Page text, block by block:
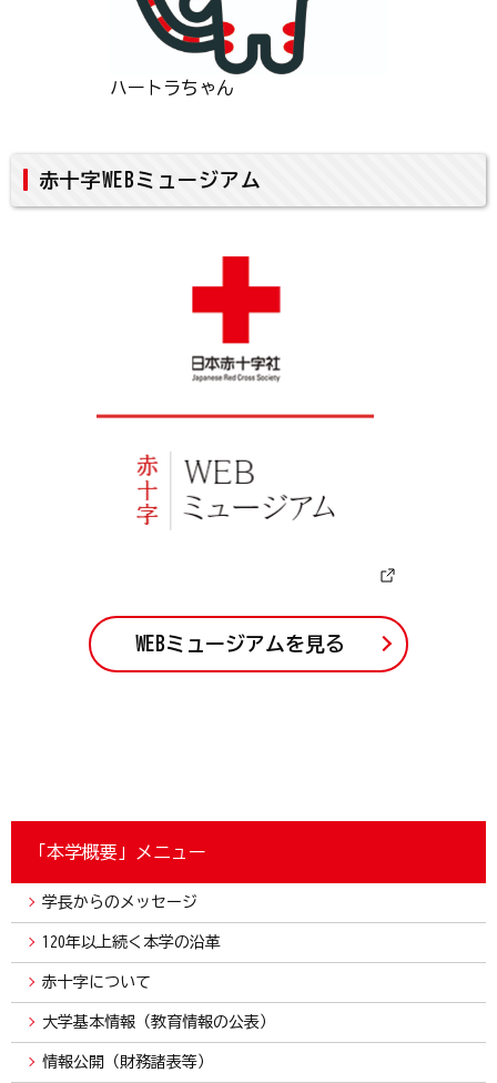
ハートラちゃん
赤十字WEBミュージアム
WEBミュージアムを見る
「本学概要」メニュー
学長からのメッセージ
120年以上続く本学の沿革
赤十字について
大学基本情報（教育情報の公表）
情報公開（財務諸表等）